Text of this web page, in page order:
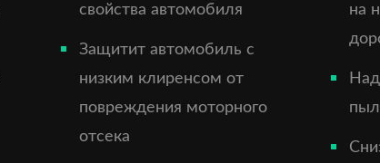
свойства автомобиля
Защитит автомобиль с
низким клиренсом от
повреждения моторного
отсека
на